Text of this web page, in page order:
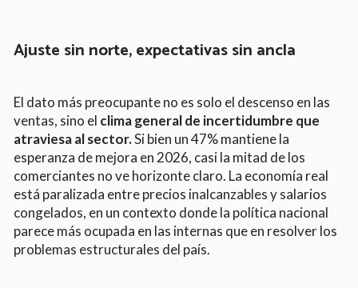
Ajuste sin norte, expectativas sin ancla
El dato más preocupante no es solo el descenso en las
ventas, sino el clima general de incertidumbre que
atraviesa al sector.Si bien un 47% mantiene la
esperanza de mejora en 2026, casi la mitad de los
comerciantes no ve horizonte claro. La economía real
está paralizada entre precios inalcanzables y salarios
congelados, en un contexto donde la política nacional
parece más ocupada en las internas que en resolver los
problemas estructurales del país.